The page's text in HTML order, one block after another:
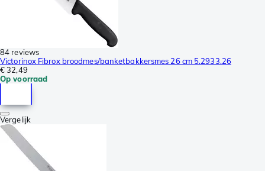
84 reviews
Victorinox Fibrox broodmes/banketbakkersmes 26 cm 5.2933.26
€ 32,49
Op voorraad
Vergelijk